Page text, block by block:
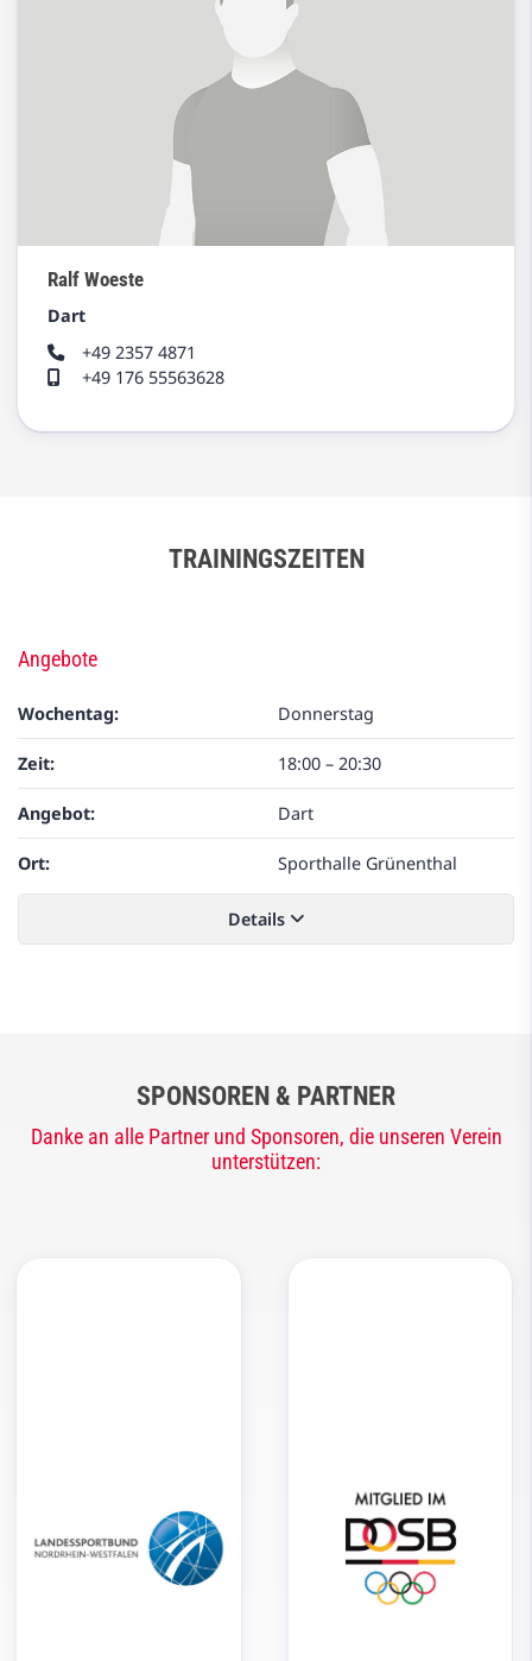
Ralf Woeste
Dart
+49 2357 4871
+49 176 55563628
TRAININGSZEITEN
Angebote
Wochentag: Donnerstag
Zeit: 18:00 – 20:30
Angebot: Dart
Ort: Sporthalle Grünenthal
Details
SPONSOREN & PARTNER
Danke an alle Partner und Sponsoren, die unseren Verein
unterstützen: